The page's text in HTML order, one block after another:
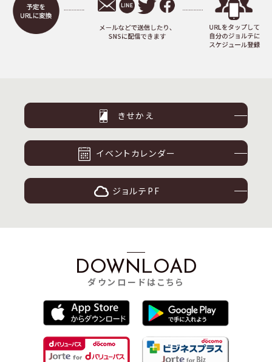
きせかえ
イベントカレンダー
ジョルテPF
DOWNLOAD
ダウンロードはこちら